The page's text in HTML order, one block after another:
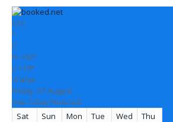
+31
°
C
H: +32°
L: +19°
Vranje
Friday, 07 August
See 7-Day Forecast
Sat
Sun Mon Tue Wed Thu